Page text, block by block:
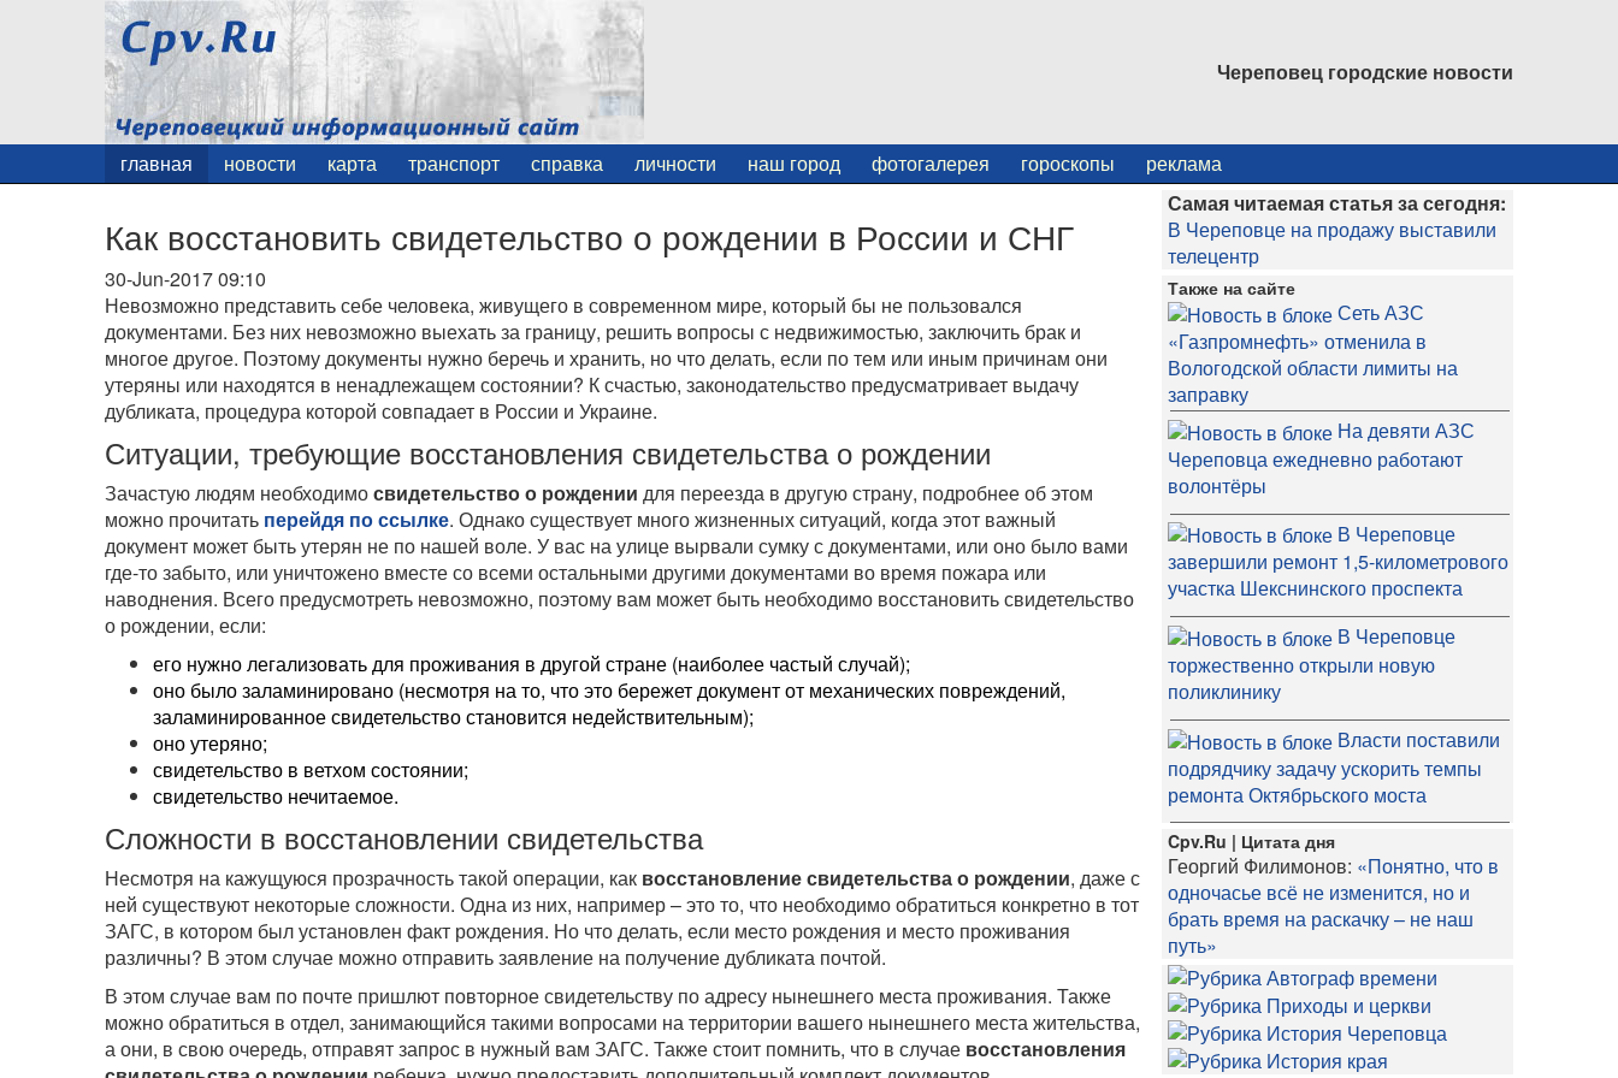
Череповец городские новости
главная новости карта транспорт справка личности наш город фотогалерея гороскопы реклама
Как восстановить свидетельство о рождении в России и СНГ
30-Jun-2017 09:10
Невозможно представить себе человека, живущего в современном мире, который бы не пользовался
документами. Без них невозможно выехать за границу, решить вопросы с недвижимостью, заключить брак и
многое другое. Поэтому документы нужно беречь и хранить, но что делать, если по тем или иным причинам они
утеряны или находятся в ненадлежащем состоянии? К счастью, законодательство предусматривает выдачу
дубликата, процедура которой совпадает в России и Украине.
Ситуации, требующие восстановления свидетельства о рождении
Зачастую людям необходимосвидетельство о рождении для переезда в другую страну, подробнее об этом
можно прочитать перейдя по ссылке. Однако существует много жизненных ситуаций, когда этот важный
документ может быть утерян не по нашей воле. У вас на улице вырвали сумку с документами, или оно было вами
где-то забыто, или уничтожено вместе со всеми остальными другими документами во время пожара или
наводнения. Всего предусмотреть невозможно, поэтому вам может быть необходимо восстановить свидетельство
о рождении, если:
его нужно легализовать для проживания в другой стране (наиболее частый случай);
оно было заламинировано (несмотря на то, что это бережет документ от механических повреждений,
заламинированное свидетельство становится недействительным);
оно утеряно;
свидетельство в ветхом состоянии;
свидетельство нечитаемое.
Сложности в восстановлении свидетельства
Несмотря на кажущуюся прозрачность такой операции, как восстановление свидетельства о рождении, даже с
ней существуют некоторые сложности. Одна из них, например – это то, что необходимо обратиться конкретно в тот
ЗАГС, в котором был установлен факт рождения. Но что делать, если место рождения и место проживания
различны? В этом случае можно отправить заявление на получение дубликата почтой.
В этом случае вам по почте пришлют повторное свидетельству по адресу нынешнего места проживания. Также
можно обратиться в отдел, занимающийся такими вопросами на территории вашего нынешнего места жительства,
а они, в свою очередь, отправят запрос в нужный вам ЗАГС. Также стоит помнить, что в случае восстановления
Самая читаемая статья за сегодня:
В Череповце на продажу выставили
телецентр
Также на сайте
Сеть АЗС
«Газпромнефть» отменила в
Вологодской области лимиты на
заправку
На девяти АЗС
Череповца ежедневно работают
волонтёры
В Череповце
завершили ремонт 1,5-километрового
участка Шекснинского проспекта
В Череповце
торжественно открыли новую
поликлинику
Власти поставили
подрядчику задачу ускорить темпы
ремонта Октябрьского моста
Cpv.Ru | Цитата дня
Георгий Филимонов: «Понятно, что в
одночасье всё не изменится, но и
брать время на раскачку – не наш
путь»